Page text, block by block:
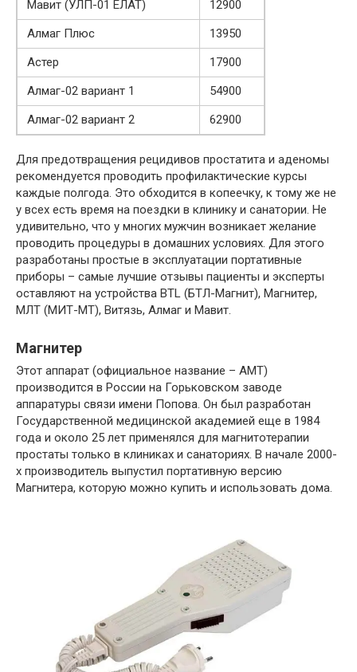
Мавит (УЛП-01 ЕЛАТ)
12900
Алмаг Плюс
13950
Астер
17900
Алмаг-02 вариант 1
54900
Алмаг-02 вариант 2
62900
Для предотвращения рецидивов простатита и аденомы
рекомендуется проводить профилактические курсы
каждые полгода. Это обходится в копеечку, к тому же не
у всех есть время на поездки в клинику и санатории. Не
удивительно, что у многих мужчин возникает желание
проводить процедуры в домашних условиях. Для этого
разработаны простые в эксплуатации портативные
приборы – самые лучшие отзывы пациенты и эксперты
оставляют на устройства BTL (БТЛ-Магнит), Магнитер,
МЛТ (МИТ-МТ), Витязь, Алмаг и Мавит.
Магнитер
Этот аппарат (официальное название – АМТ)
производится в России на Горьковском заводе
аппаратуры связи имени Попова. Он был разработан
Государственной медицинской академией еще в 1984
года и около 25 лет применялся для магнитотерапии
простаты только в клиниках и санаториях. В начале 2000-
х производитель выпустил портативную версию
Магнитера, которую можно купить и использовать дома.